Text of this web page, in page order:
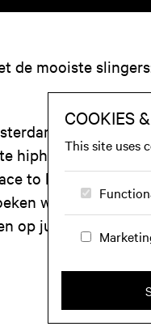
de mooiste
zomer
hiphop, R&B en
to be your
wordt. Breng je
op jullie, Damsco, so